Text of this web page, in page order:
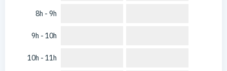
8h - 9h
9h - 10h
10h - 11h